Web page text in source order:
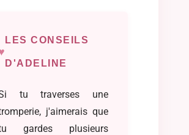
LES CONSEILS
D'ADELINE
tu traverses une
j'aimerais que
gardes plusieurs